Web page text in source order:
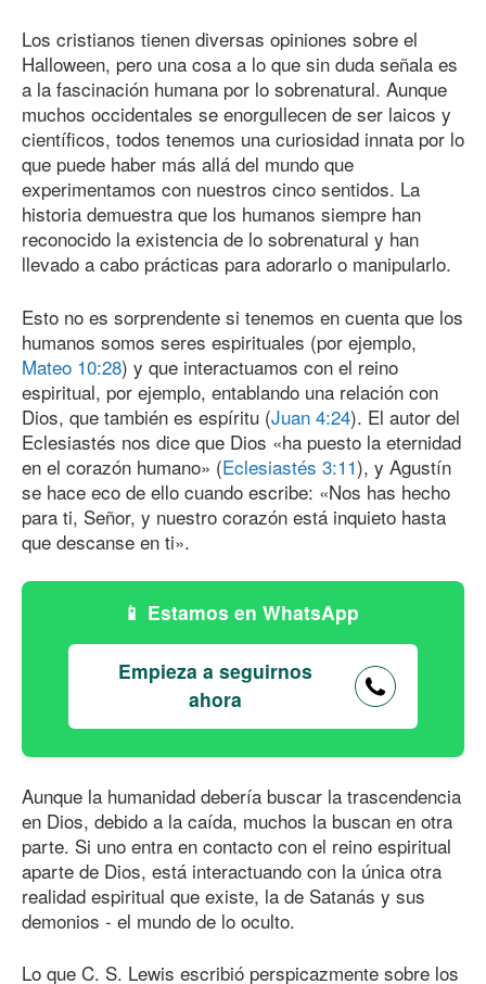
Los cristianos tienen diversas opiniones sobre el
Halloween, pero una cosa a lo que sin duda señala es
a la fascinación humana por lo sobrenatural. Aunque
muchos occidentales se enorgullecen de ser laicos y
científicos, todos tenemos una curiosidad innata por lo
que puede haber más allá del mundo que
experimentamos con nuestros cinco sentidos. La
historia demuestra que los humanos siempre han
reconocido la existencia de lo sobrenatural y han
llevado a cabo prácticas para adorarlo o manipularlo.
Esto no es sorprendente si tenemos en cuenta que los
humanos somos seres espirituales (por ejemplo,
Mateo 10:28) y que interactuamos con el reino
espiritual, por ejemplo, entablando una relación con
Dios, que también es espíritu (Juan 4:24). El autor del
Eclesiastés nos dice que Dios «ha puesto la eternidad
en el corazón humano» (Eclesiastés 3:11), y Agustín
se hace eco de ello cuando escribe: «Nos has hecho
para ti, Señor, y nuestro corazón está inquieto hasta
que descanse en ti».
Estamos en WhatsApp
Empieza a seguirnos
ahora
Aunque la humanidad debería buscar la trascendencia
en Dios, debido a la caída, muchos la buscan en otra
parte. Si uno entra en contacto con el reino espiritual
aparte de Dios, está interactuando con la única otra
realidad espiritual que existe, la de Satanás y sus
demonios - el mundo de lo oculto.
Lo que C. S. Lewis escribió perspicazmente sobre los